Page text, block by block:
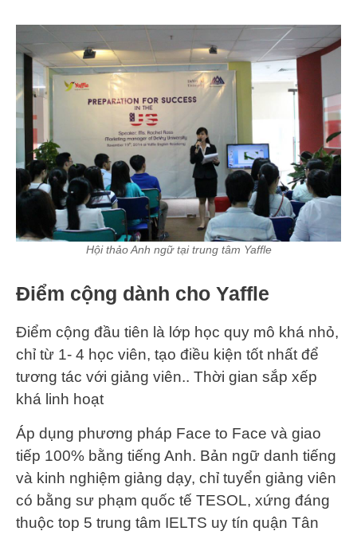
Hội thảo Anh ngữ tại trung tâm Yaffle
Điểm cộng dành cho Yaffle
Điểm cộng đầu tiên là lớp học quy mô khá nhỏ,
chỉ từ 1- 4 học viên, tạo điều kiện tốt nhất để
tương tác với giảng viên.. Thời gian sắp xếp
khá linh hoạt
Áp dụng phương pháp Face to Face và giao
tiếp 100% bằng tiếng Anh. Bản ngữ danh tiếng
và kinh nghiệm giảng dạy, chỉ tuyển giảng viên
có bằng sư phạm quốc tế TESOL, xứng đáng
thuộc top 5 trung tâm IELTS uy tín quận Tân